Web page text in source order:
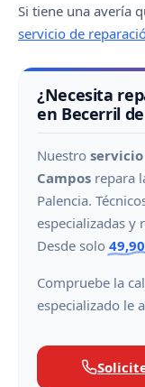
Si tiene una avería
servicio de
¿Necesita
en Becerril
Nuestro
Campos repara
Palencia.
especializadas y
Desde solo
Compruebe la
especializado le